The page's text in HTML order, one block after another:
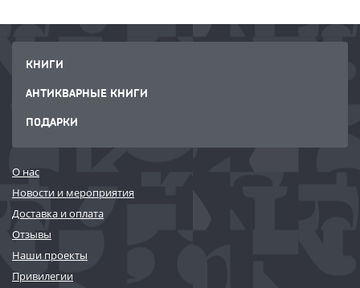
КНИГИ
АНТИКВАРНЫЕ КНИГИ
ПОДАРКИ
О нас
Новости и мероприятия
Доставка и оплата
Отзывы
Наши проекты
Привилегии